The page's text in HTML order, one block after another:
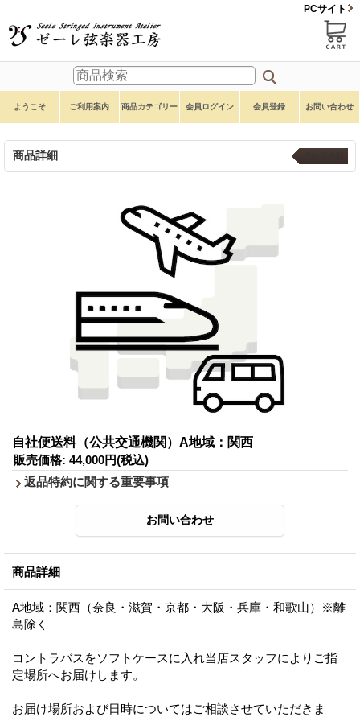
PCサイト
ようこそ ご利用案内 商品カテゴリー 会員ログイン 会員登録 お問い合わせ
商品詳細
自社便送料（公共交通機関）A地域：関西
販売価格: 44,000円(税込)
返品特約に関する重要事項
商品詳細
A地域：関西（奈良・滋賀・京都・大阪・兵庫・和歌山）※離
島除く
コントラバスをソフトケースに入れ当店スタッフによりご指
定場所へお届けします。
お届け場所および日時についてはご相談させていただきま